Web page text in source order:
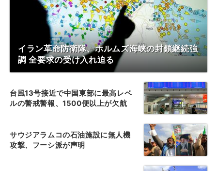
イラン革命防衛隊、ホルムズ海峡の封鎖継続強
調 全要求の受け入れ迫る
台風13号接近で中国東部に最高レベ
ルの警戒警報、1500便以上が欠航
サウジアラムコの石油施設に無人機
攻撃、フーシ派が声明